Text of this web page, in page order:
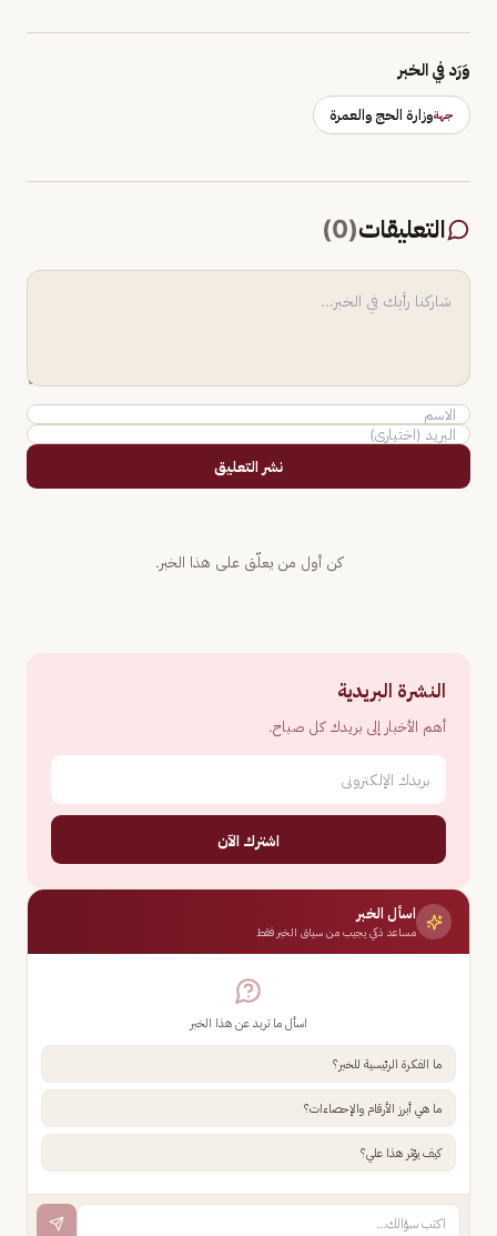
وَرَد في الخبر
جهةوزارة الحج والعمرة
التعليقات(
0
)
نشر التعليق
كن أول من يعلّق على هذا الخبر.
النشرة البريدية
أهم الأخبار إلى بريدك كل صباح.
اشترك الآن
اسأل الخبر
مساعد ذكي يجيب من سياق الخبر فقط
اسأل ما تريد عن هذا الخبر
ما الفكرة الرئيسية للخبر؟
ما هي أبرز الأرقام والإحصاءات؟
كيف يؤثر هذا علي؟